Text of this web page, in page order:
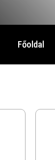
Főoldal